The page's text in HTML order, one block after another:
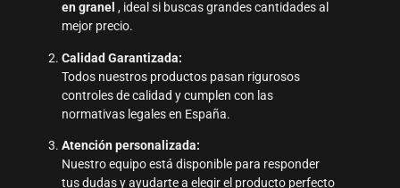
en granel , ideal si buscas grandes cantidades al
mejor precio.
Calidad Garantizada:
Todos nuestros productos pasan rigurosos
controles de calidad y cumplen con las
normativas legales en España.
Atención personalizada:
Nuestro equipo está disponible para responder
tus dudas y ayudarte a elegir el producto perfecto